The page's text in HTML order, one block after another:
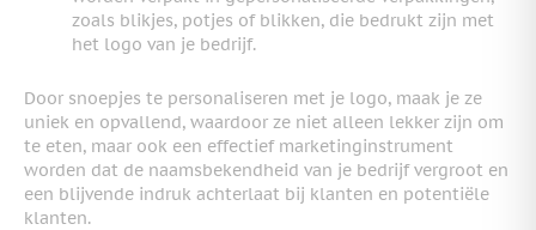
zoals blikjes, potjes of blikken, die bedrukt zijn met
het logo van je bedrijf.
Door snoepjes te personaliseren met je logo, maak je ze
uniek en opvallend, waardoor ze niet alleen lekker zijn om
te eten, maar ook een effectief marketinginstrument
worden dat de naamsbekendheid van je bedrijf vergroot en
een blijvende indruk achterlaat bij klanten en potentiële
klanten.